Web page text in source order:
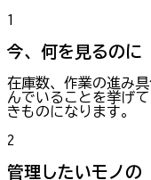
1
今、何を見るのに
在庫数、作業の進み
んでいることを挙げ
きものになります。
2
管理したいモノ